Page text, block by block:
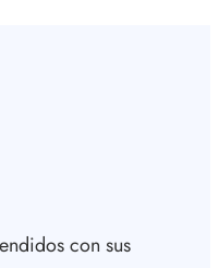
con sus